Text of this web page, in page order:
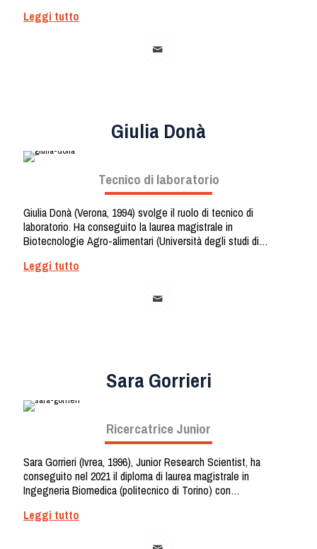
delle nano-tecnologie nel campo delle scienze alimentari,
notevoli risultati come la brevettazione internazionale di due
Leggi tutto
Giulia Donà
Tecnico di laboratorio
Giulia Donà (Verona, 1994) svolge il ruolo di tecnico di
laboratorio. Ha conseguito la laurea magistrale in
Biotecnologie Agro-alimentari (Università degli studi di
Encapsulation, diventando poi membro fondamentale del team
progetti riguardanti il campo della micro e nano-incapsulazione
Leggi tutto
Sara Gorrieri
Ricercatrice Junior
Sara Gorrieri (Ivrea, 1996), Junior Research Scientist, ha
conseguito nel 2021 il diploma di laurea magistrale in
Ingegneria Biomedica (politecnico di Torino) con
acquisito conoscenze legate alla progettazione ed alla
Leggi tutto